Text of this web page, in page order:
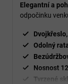
Elegantní a
odpočinku
Odolný
Nosnost
Tvrzené